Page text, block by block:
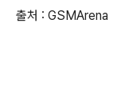
출처 : GSMArena